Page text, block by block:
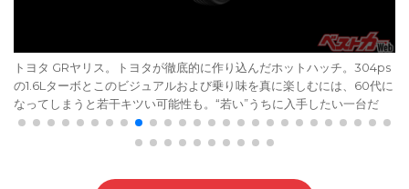
トヨタ GRヤリス。トヨタが徹底的に作り込んだホットハッチ。304ps
の1.6Lターボとこのビジュアルおよび乗り味を真に楽しむには、60代に
なってしまうと若干キツい可能性も。“若い”うちに入手したい一台だ